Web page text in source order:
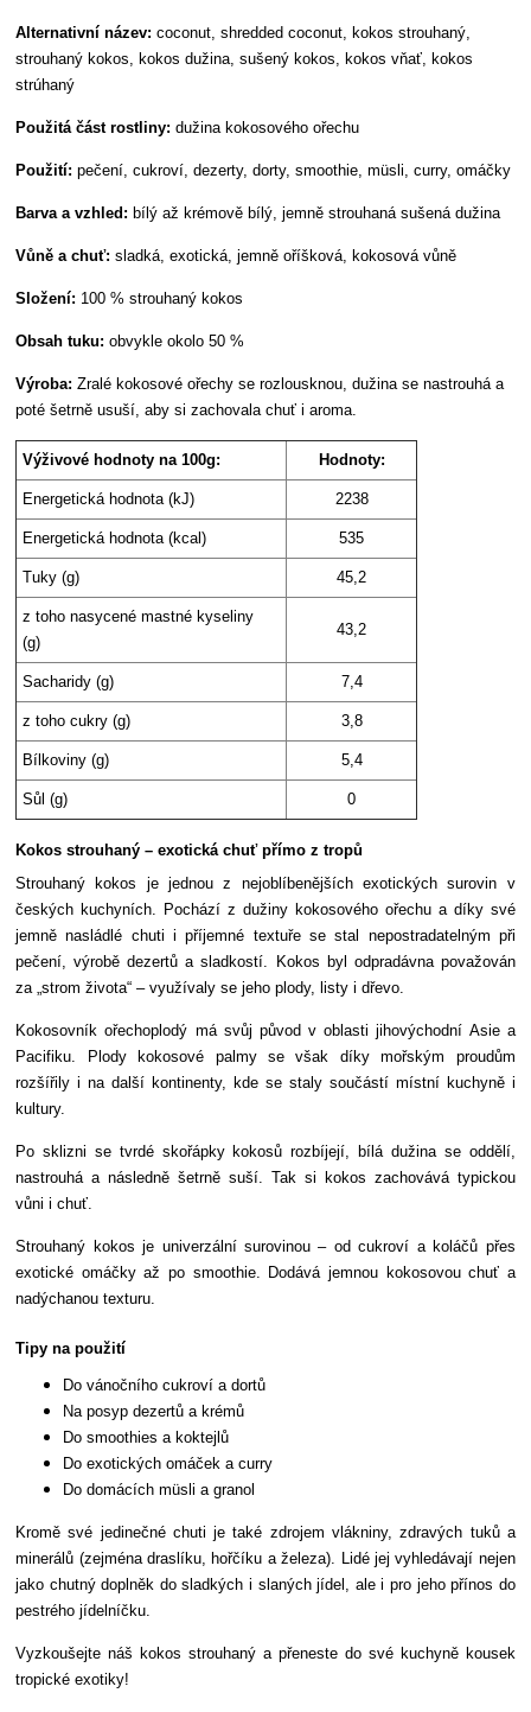
Alternativní název: coconut, shredded coconut, kokos strouhaný,
strouhaný kokos, kokos dužina, sušený kokos, kokos vňať, kokos
strúhaný
Použitá část rostliny: dužina kokosového ořechu
Použití: pečení, cukroví, dezerty, dorty, smoothie, müsli, curry, omáčky
Barva a vzhled: bílý až krémově bílý, jemně strouhaná sušená dužina
Vůně a chuť: sladká, exotická, jemně oříšková, kokosová vůně
Složení: 100 % strouhaný kokos
Obsah tuku:obvykle okolo 50 %
Výroba: Zralé kokosové ořechy se rozlousknou, dužina se nastrouhá a
poté šetrně usuší, aby si zachovala chuť i aroma.
Výživové hodnoty na 100g: Hodnoty:
Energetická hodnota (kJ) 2238
Energetická hodnota (kcal) 535
Tuky (g) 45,2
z toho nasycené mastné kyseliny
(g)
43,2
Sacharidy (g) 7,4
z toho cukry (g) 3,8
Bílkoviny (g) 5,4
Sůl (g) 0
Kokos strouhaný – exotická chuť přímo z tropů
Strouhaný kokos je jednou z nejoblíbenějších exotických surovin v
českých kuchyních. Pochází z dužiny kokosového ořechu a díky své
jemně nasládlé chuti i příjemné textuře se stal nepostradatelným při
pečení, výrobě dezertů a sladkostí. Kokos byl odpradávna považován
za „strom života“ – využívaly se jeho plody, listy i dřevo.
Kokosovník ořechoplodý má svůj původ v oblasti jihovýchodní Asie a
Pacifiku. Plody kokosové palmy se však díky mořským proudům
rozšířily i na další kontinenty, kde se staly součástí místní kuchyně i
kultury.
Po sklizni se tvrdé skořápky kokosů rozbíjejí, bílá dužina se oddělí,
nastrouhá a následně šetrně suší. Tak si kokos zachovává typickou
vůni i chuť.
Strouhaný kokos je univerzální surovinou – od cukroví a koláčů přes
exotické omáčky až po smoothie. Dodává jemnou kokosovou chuť a
nadýchanou texturu.
Tipy na použití
Do vánočního cukroví a dortů
Na posyp dezertů a krémů
Do smoothies a koktejlů
Do exotických omáček a curry
Do domácích müsli a granol
Kromě své jedinečné chuti je také zdrojem vlákniny, zdravých tuků a
minerálů (zejména draslíku, hořčíku a železa). Lidé jej vyhledávají nejen
jako chutný doplněk do sladkých i slaných jídel, ale i pro jeho přínos do
pestrého jídelníčku.
Vyzkoušejte náš kokos strouhaný a přeneste do své kuchyně kousek
tropické exotiky!